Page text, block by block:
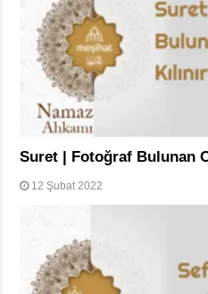
Suret | Fotoğraf Bulunan
12 Şubat 2022